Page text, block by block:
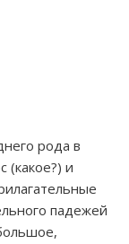
рода в
(какое?) и
падежей